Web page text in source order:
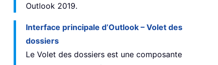
Outlook 2019.
Interface principale d’Outlook – Volet des
dossiers
Le Volet des dossiers est une composante